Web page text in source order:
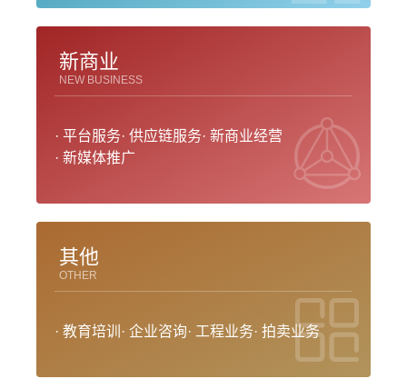
新商业
NEW BUSINESS
· 平台服务· 供应链服务· 新商业经营
· 新媒体推广
其他
OTHER
· 教育培训 · 企业咨询· 工程业务· 拍卖业务